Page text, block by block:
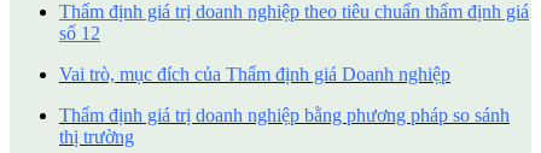
Thẩm định giá trị doanh nghiệp theo tiêu chuẩn thẩm định giá
số 12
Vai trò, mục đích của Thẩm định giá Doanh nghiệp
Thẩm định giá trị doanh nghiệp bằng phương pháp so sánh
thị trường